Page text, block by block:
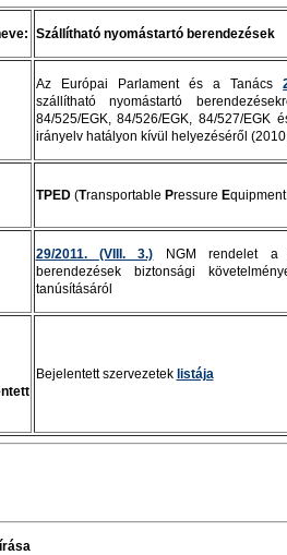
Szállítható nyomástartó berendezések
Az Európai Parlament és a Tanács
szállítható nyomástartó
84/525/EGK, 84/526/EGK, 84/527/EGK
irányelv hatályon kívül helyezéséről
TPED (Transportable Pressure Equipment
29/2011. (VIII. 3.) NGM rendelet a
berendezések biztonsági
tanúsításáról
Bejelentett szervezetek listája